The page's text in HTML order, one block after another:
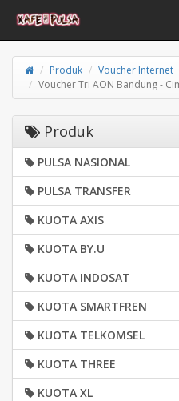
Produk
Voucher Internet
Voucher Tri AON Bandung -
Produk
PULSA NASIONAL
PULSA TRANSFER
KUOTA AXIS
KUOTA BY.U
KUOTA INDOSAT
KUOTA SMARTFREN
KUOTA TELKOMSEL
KUOTA THREE
KUOTA XL